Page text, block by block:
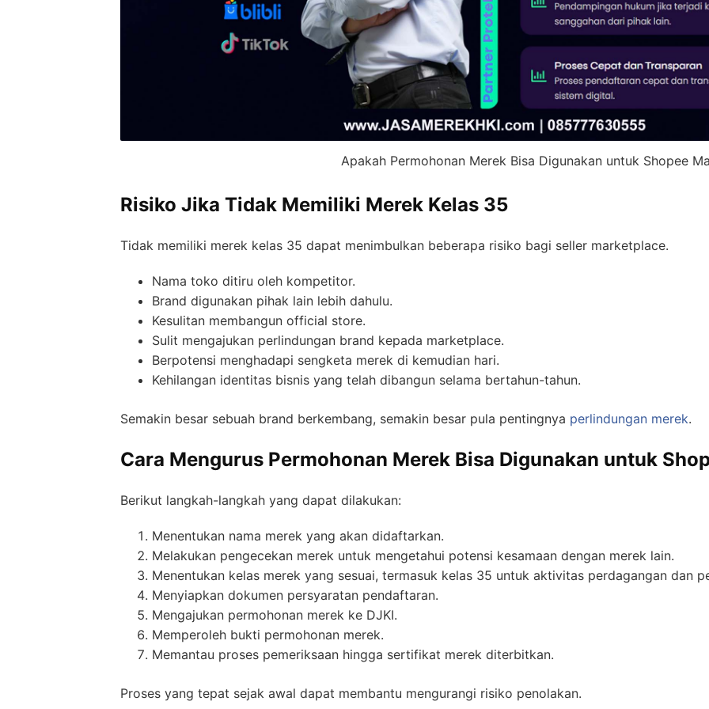
Apakah Permohonan Merek Bisa Digunakan untuk Shopee
Risiko Jika Tidak Memiliki Merek Kelas 35
Tidak memiliki merek kelas 35 dapat menimbulkan beberapa risiko bagi seller marketplace.
Nama toko ditiru oleh kompetitor.
Brand digunakan pihak lain lebih dahulu.
Kesulitan membangun official store.
Sulit mengajukan perlindungan brand kepada marketplace.
Berpotensi menghadapi sengketa merek di kemudian hari.
Kehilangan identitas bisnis yang telah dibangun selama bertahun-tahun.
Semakin besar sebuah brand berkembang, semakin besar pula pentingnya perlindungan merek.
Cara Mengurus Permohonan Merek Bisa Digunakan untuk
Berikut langkah-langkah yang dapat dilakukan:
Menentukan nama merek yang akan didaftarkan.
Melakukan pengecekan merek untuk mengetahui potensi kesamaan dengan merek lain.
Menentukan kelas merek yang sesuai, termasuk kelas 35 untuk aktivitas perdagangan dan
Menyiapkan dokumen persyaratan pendaftaran.
Mengajukan permohonan merek ke DJKI.
Memperoleh bukti permohonan merek.
Memantau proses pemeriksaan hingga sertifikat merek diterbitkan.
Proses yang tepat sejak awal dapat membantu mengurangi risiko penolakan.